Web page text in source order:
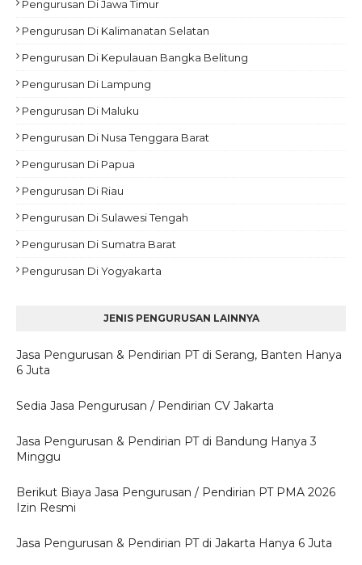
Pengurusan Di Jawa Timur
Pengurusan Di Kalimanatan Selatan
Pengurusan Di Kepulauan Bangka Belitung
Pengurusan Di Lampung
Pengurusan Di Maluku
Pengurusan Di Nusa Tenggara Barat
Pengurusan Di Papua
Pengurusan Di Riau
Pengurusan Di Sulawesi Tengah
Pengurusan Di Sumatra Barat
Pengurusan Di Yogyakarta
JENIS PENGURUSAN LAINNYA
Jasa Pengurusan & Pendirian PT di Serang, Banten Hanya
6 Juta
Sedia Jasa Pengurusan / Pendirian CV Jakarta
Jasa Pengurusan & Pendirian PT di Bandung Hanya 3
Minggu
Berikut Biaya Jasa Pengurusan / Pendirian PT PMA 2026
Izin Resmi
Jasa Pengurusan & Pendirian PT di Jakarta Hanya 6 Juta